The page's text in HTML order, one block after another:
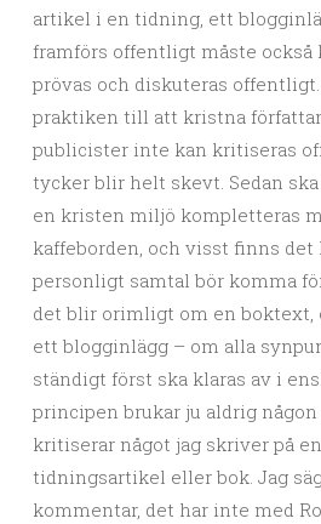
artikel i en tidning, ett
framförs offentligt måste också
prövas och diskuteras
praktiken till att kristna
publicister inte kan kritiseras
tycker blir helt skevt. Sedan
en kristen miljö kompletteras
kaffeborden, och visst finns det
personligt samtal bör komma
det blir orimligt om en
ett blogginlägg – om alla
ständigt först ska klaras av i
principen brukar ju aldrig
kritiserar något jag skriver på
tidningsartikel eller bok. Jag
kommentar, det har inte med